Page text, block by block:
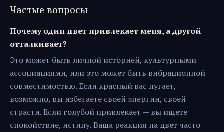
Частые вопросы
Почему один цвет привлекает меня, а другой
отталкивает?
Это может быть личной историей, культурными
ассоциациями, или это может быть вибрационной
совместимостью. Если красный вас пугает,
возможно, вы избегаете своей энергии, своей
страсти. Если голубой привлекает — вы ищете
спокойствие, истину. Ваша реакция на цвет часто